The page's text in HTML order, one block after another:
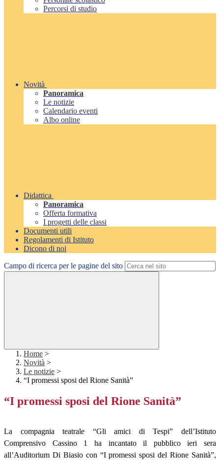
Percorsi di studio
Novità
Panoramica
Le notizie
Calendario eventi
Albo online
Didattica
Panoramica
Offerta formativa
I progetti delle classi
Documenti utili
Regolamenti di Istituto
Dicono di noi
Campo di ricerca per le pagine del sito
Home >
Novità >
Le notizie >
“I promessi sposi del Rione Sanità”
“I promessi sposi del Rione Sanità”
La compagnia teatrale “Gli amici di Tespi” dell’Istituto
Comprensivo Cassino 1 ha incantato il pubblico ieri sera
all’Auditorium Di Biasio con “I promessi sposi del Rione Sanità”,